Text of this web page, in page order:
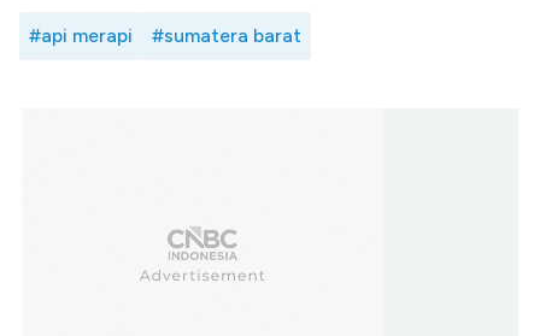
#api merapi #sumatera barat